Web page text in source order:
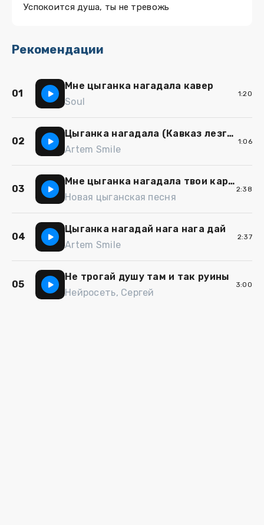
Успокоится душа, ты не тревожь
Рекомендации
01
Мне цыганка нагадала кавер
Soul
1:20
02
Цыганка нагадала (Кавказ лезгинка)
Artem Smile
1:06
03
Мне цыганка нагадала твои карие глаза
Новая цыганская песня
2:38
04
Цыганка нагадай нага нага дай
Artem Smile
2:37
05
Не трогай душу там и так руины
Нейросеть, Сергей
3:00